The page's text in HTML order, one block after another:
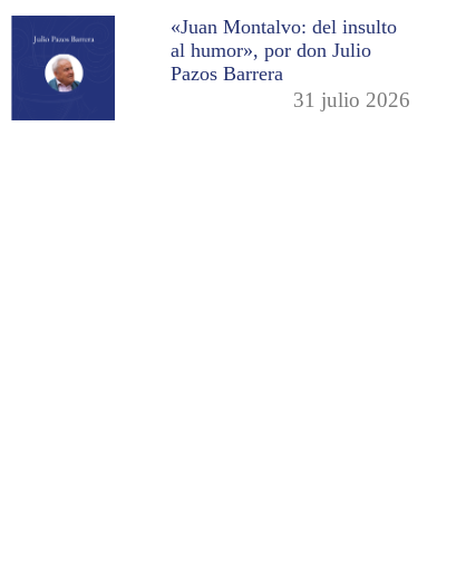
«Juan Montalvo: del insulto
al humor», por don Julio
Pazos Barrera
31 julio 2026